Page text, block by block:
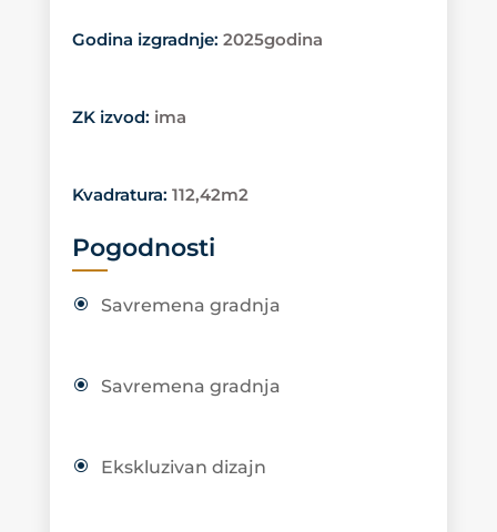
Godina izgradnje: 2025godina
ZK izvod: ima
Kvadratura: 112,42m2
Pogodnosti
Savremena gradnja
Savremena gradnja
Ekskluzivan dizajn